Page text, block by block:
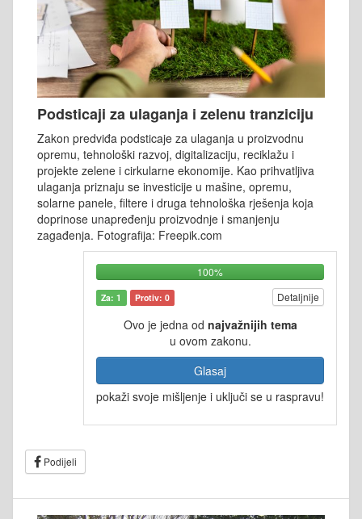
Podsticaji za ulaganja i zelenu tranziciju
Zakon predviđa podsticaje za ulaganja u proizvodnu
opremu, tehnološki razvoj, digitalizaciju, reciklažu i
projekte zelene i cirkularne ekonomije. Kao prihvatljiva
ulaganja priznaju se investicije u mašine, opremu,
solarne panele, filtere i druga tehnološka rješenja koja
doprinose unapređenju proizvodnje i smanjenju
zagađenja. Fotografija: Freepik.com
100%
Za: 1 Protiv: 0 Detaljnije
Ovo je jedna od najvažnijih tema
u ovom zakonu.
Glasaj
pokaži svoje mišljenje i uključi se u raspravu!
Podijeli